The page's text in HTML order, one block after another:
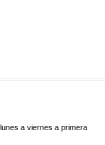
a viernes a primera